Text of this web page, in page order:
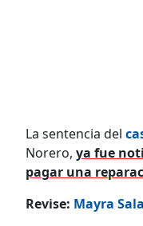
La sentencia del
Norero, ya fue
pagar una
Revise: Mayra